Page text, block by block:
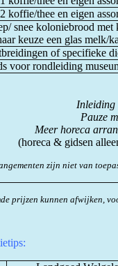
2 koffie/thee en eigen
snee koloniebrood
keuze een glas melk/
of specifieke
voor rondleiding
Pauze
Meer horeca
(horeca & gidsen
zijn niet van
prijzen kunnen afwijken,